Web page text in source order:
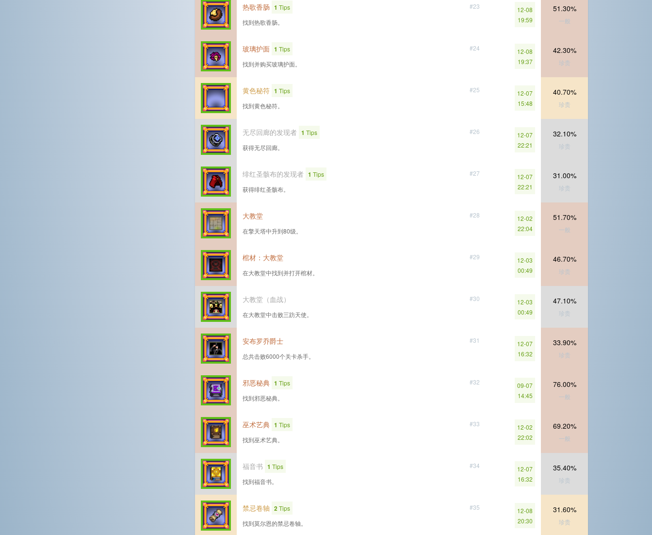
#23
热歌香肠 1 Tips
找到热歌香肠。
12-08
19:59
51.30%
一般
#24
玻璃护面 1 Tips
找到并购买玻璃护面。
12-08
19:37
42.30%
珍贵
#25
黄色秘符 1 Tips
找到黄色秘符。
12-07
15:48
40.70%
珍贵
#26
无尽回廊的发现者 1 Tips
获得无尽回廊。
12-07
22:21
32.10%
珍贵
#27
绯红圣骸布的发现者 1 Tips
获得绯红圣骸布。
12-07
22:21
31.00%
珍贵
#28
大教堂
在擎天塔中升到80级。
12-02
22:04
51.70%
一般
#29
棺材：大教堂
在大教堂中找到并打开棺材。
12-03
00:49
46.70%
珍贵
#30
大教堂（血战）
在大教堂中击败三趽天使。
12-03
00:49
47.10%
珍贵
#31
安布罗乔爵士
总共击败6000个关卡杀手。
12-07
16:32
33.90%
珍贵
#32
邪恶秘典 1 Tips
找到邪恶秘典。
09-07
14:45
76.00%
一般
#33
巫术艺典 1 Tips
找到巫术艺典。
12-02
22:02
69.20%
一般
#34
福音书 1 Tips
找到福音书。
12-07
16:32
35.40%
珍贵
#35
禁忌卷轴 2Tips
找到莫尔恩的禁忌卷轴。
12-08
20:30
31.60%
珍贵